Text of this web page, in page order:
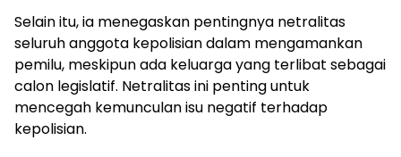
Selain itu, ia menegaskan pentingnya netralitas
seluruh anggota kepolisian dalam mengamankan
pemilu, meskipun ada keluarga yang terlibat sebagai
calon legislatif. Netralitas ini penting untuk
mencegah kemunculan isu negatif terhadap
kepolisian.